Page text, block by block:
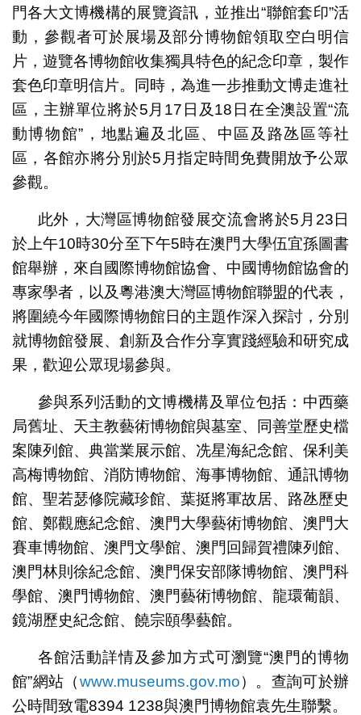
門各大文博機構的展覽資訊，並推出“聯館套印”活
動，參觀者可於展場及部分博物館領取空白明信
片，遊覽各博物館收集獨具特色的紀念印章，製作
套色印章明信片。同時，為進一步推動文博走進社
區，主辦單位將於5月17日及18日在全澳設置“流
動博物館”，地點遍及北區、中區及路氹區等社
區，各館亦將分別於5月指定時間免費開放予公眾
參觀。
此外，大灣區博物館發展交流會將於5月23日
於上午10時30分至下午5時在澳門大學伍宜孫圖書
館舉辦，來自國際博物館協會、中國博物館協會的
專家學者，以及粵港澳大灣區博物館聯盟的代表，
將圍繞今年國際博物館日的主題作深入探討，分別
就博物館發展、創新及合作分享實踐經驗和研究成
果，歡迎公眾現場參與。
參與系列活動的文博機構及單位包括：中西藥
局舊址、天主教藝術博物館與墓室、同善堂歷史檔
案陳列館、典當業展示館、冼星海紀念館、保利美
高梅博物館、消防博物館、海事博物館、通訊博物
館、聖若瑟修院藏珍館、葉挺將軍故居、路氹歷史
館、鄭觀應紀念館、澳門大學藝術博物館、澳門大
賽車博物館、澳門文學館、澳門回歸賀禮陳列館、
澳門林則徐紀念館、澳門保安部隊博物館、澳門科
學館、澳門博物館、澳門藝術博物館、龍環葡韻、
鏡湖歷史紀念館、饒宗頤學藝館。
各館活動詳情及參加方式可瀏覽“澳門的博物
館”網站（www.museums.gov.mo）。查詢可於辦
公時間致電8394 1238與澳門博物館袁先生聯繫。